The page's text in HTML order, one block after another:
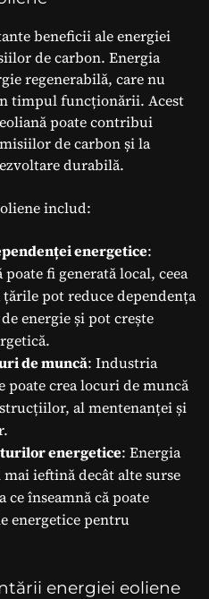
beneficii ale energiei
de carbon. Energia
regenerabilă, care nu
timpul funcționării. Acest
poate contribui
de carbon și la
durabilă.
includ:
energetice:
fi generată local, ceea
țările pot reduce dependența
energie și pot crește
de muncă: Industria
poate crea locuri de muncă
al mentenanței și
energetice: Energia
ieftină decât alte surse
ce înseamnă că poate
energetice pentru
energiei eoliene